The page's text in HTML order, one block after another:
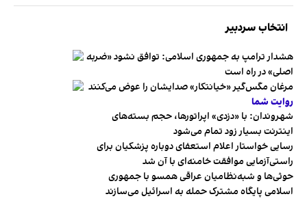
انتخاب سردبیر
هشدار ترامپ به جمهوری اسلامی: توافق نشود «ضربه
اصلی» در راه است
مرغان مگس‌گیر «خیانتکار» صدایشان را عوض می‌کنند
روایت شما
شهروندان:‌ با «دزدی» اپراتورها، حجم بسته‌های
اینترنت بسیار زود تمام می‌شود
رسایی خواستار اعلام استعفای دوباره پزشکیان برای
راستی‌آزمایی موافقت خامنه‌ای با آن شد
حوثی‌ها و شبه‌نظامیان عراقی همسو با جمهوری
اسلامی پایگاه مشترک حمله به اسرائیل می‌سازند